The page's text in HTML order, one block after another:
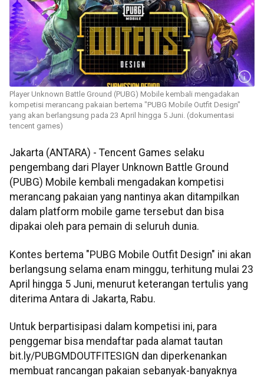
Player Unknown Battle Ground (PUBG) Mobile kembali mengadakan
kompetisi merancang pakaian bertema "PUBG Mobile Outfit Design"
yang akan berlangsung pada 23 April hingga 5 Juni. (dokumentasi
tencent games)
Jakarta (ANTARA) - Tencent Games selaku
pengembang dari Player Unknown Battle Ground
(PUBG) Mobile kembali mengadakan kompetisi
merancang pakaian yang nantinya akan ditampilkan
dalam platform mobile game tersebut dan bisa
dipakai oleh para pemain di seluruh dunia.
Kontes bertema "PUBG Mobile Outfit Design" ini akan
berlangsung selama enam minggu, terhitung mulai 23
April hingga 5 Juni, menurut keterangan tertulis yang
diterima Antara di Jakarta, Rabu.
Untuk berpartisipasi dalam kompetisi ini, para
penggemar bisa mendaftar pada alamat tautan
bit.ly/PUBGMDOUTFITESIGN dan diperkenankan
membuat rancangan pakaian sebanyak-banyaknya